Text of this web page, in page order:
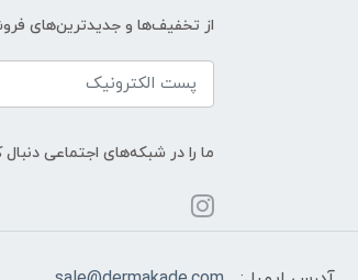
از تخفیف‌ها و جدیدترین‌های
ما را در شبکه‌های اجتماعی دنبال